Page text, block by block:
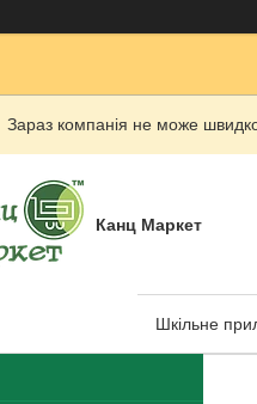
Зараз компанія не може
Канц Маркет
Шкільне